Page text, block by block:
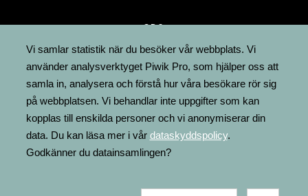
GRO
FÖRENINGSRESURSEN
MINNESRUNOR.FI
UPPSLAGSVERKET FINLAND
LÄGENHETER
FAKTURERING
Vi samlar statistik när du besöker vår webbplats. Vi
använder analysverktyget Piwik Pro, som hjälper oss att
samla in, analysera och förstå hur våra besökare rör sig
på webbplatsen. Vi behandlar inte uppgifter som kan
kopplas till enskilda personer och vi anonymiserar din
data. Du kan läsa mer i vår dataskyddspolicy.
Godkänner du datainsamlingen?